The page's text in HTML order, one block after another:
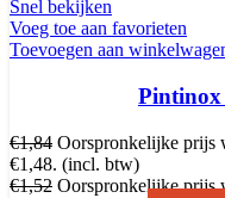
Snel bekijken
Voeg toe aan favorieten
Toevoegen aan
€1,84 Oorspronkelijke prijs
€1,48. (incl. btw)
€1,52 Oorspronkelijke prijs